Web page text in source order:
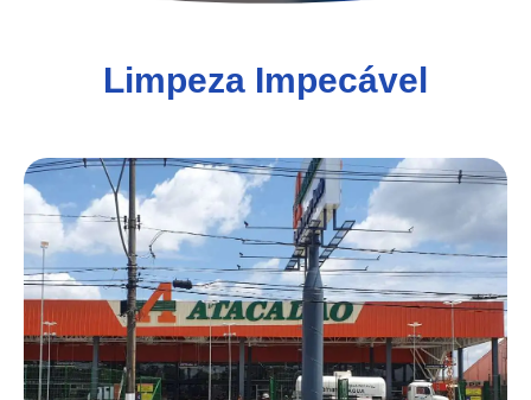
Limpeza Impecável